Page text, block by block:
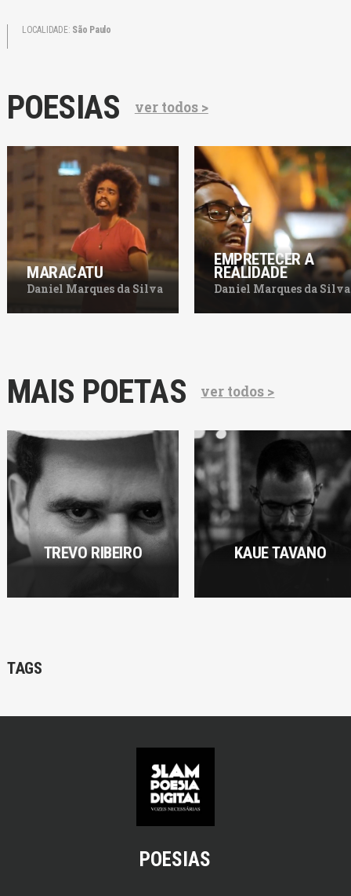
LOCALIDADE: São Paulo
POESIAS ver todos >
MARACATU
Daniel Marques da Silva
EMPRETECER A
REALIDADE
Daniel Marques da Silva
MAIS POETAS ver todos >
TREVO RIBEIRO KAUE TAVANO
TAGS
POESIAS